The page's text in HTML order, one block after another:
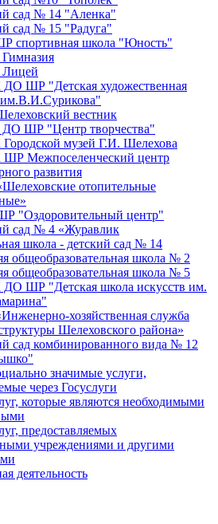
сад № 14 "Аленка"
сад № 15 "Радуга"
спортивная школа "Юность"
ШР "Детская художественная
вестник
ШР "Центр творчества"
музей Г.И. Шелехова
Межпоселенческий центр
развития
отопительные
"Оздоровительный центр"
сад № 4 «Журавлик
школа - детский сад № 14
общеобразовательная школа № 2
общеобразовательная школа № 5
ШР "Детская школа искусств им.
хозяйственная служба
Шелеховского района»
сад комбинированного вида № 12
значимые услуги,
через Госуслуги
которые являются необходимыми
предоставляемых
учреждениями и другими
деятельность